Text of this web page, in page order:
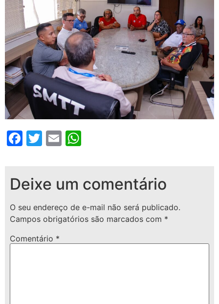
Facebook
Twitter
Email
Deixe um comentário
O seu endereço de e-mail não será publicado.
Campos obrigatórios são marcados com *
Comentário *